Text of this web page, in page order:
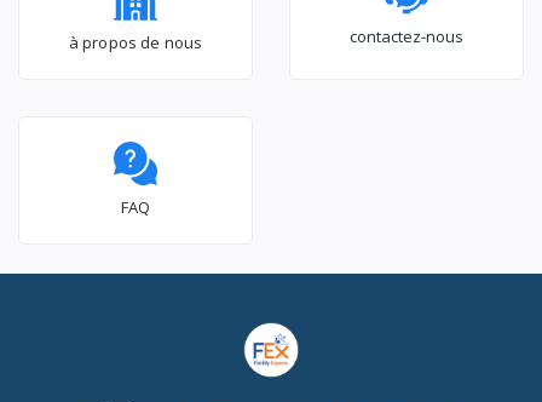
à propos de nous contactez-nous
FAQ